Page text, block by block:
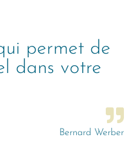
permet de
dans votre
Bernard Werber